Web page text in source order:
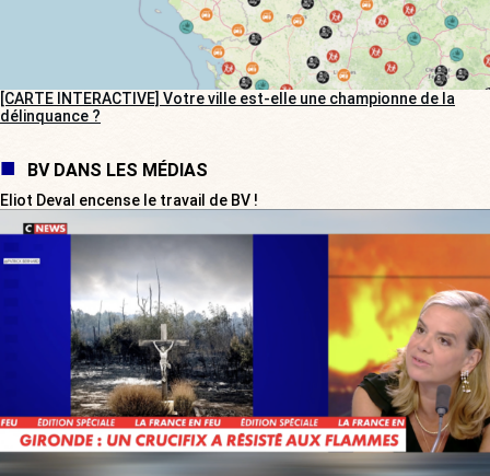
[CARTE INTERACTIVE] Votre ville est-elle une championne de la
délinquance ?
BV DANS LES MÉDIAS
Eliot Deval encense le travail de BV !